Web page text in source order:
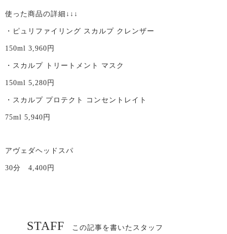
使った商品の詳細↓↓↓
・ピュリファイリング スカルプ クレンザー
150ml 3,960円
・スカルプ トリートメント マスク
150ml 5,280円
・スカルプ プロテクト コンセントレイト
75ml 5,940円
アヴェダヘッドスパ
30分 4,400円
STAFF この記事を書いたスタッフ